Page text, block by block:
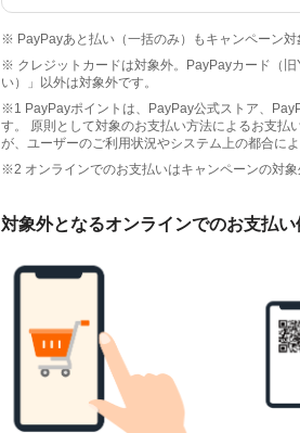
※ PayPayあと払い（一括のみ）もキャンペーン対
※ クレジットカードは対象外。PayPayカード（
い）」以外は対象外です。
※1 PayPayポイントは、PayPay公式ストア、
す。 原則として対象のお支払い方法によるお支払
が、ユーザーのご利用状況やシステム上の都合に
※2 オンラインでのお支払いはキャンペーンの対象
対象外となるオンラインでのお支払い